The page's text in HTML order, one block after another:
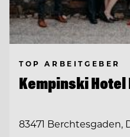
TOP ARBEITGEBER
Kempinski
83471 Berchtesgaden,